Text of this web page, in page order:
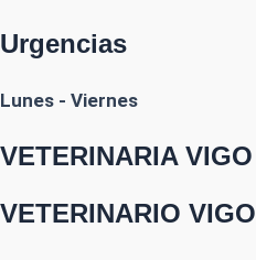
Urgencias
Lunes - Viernes
VETERINARIA VIGO
VETERINARIO VIGO